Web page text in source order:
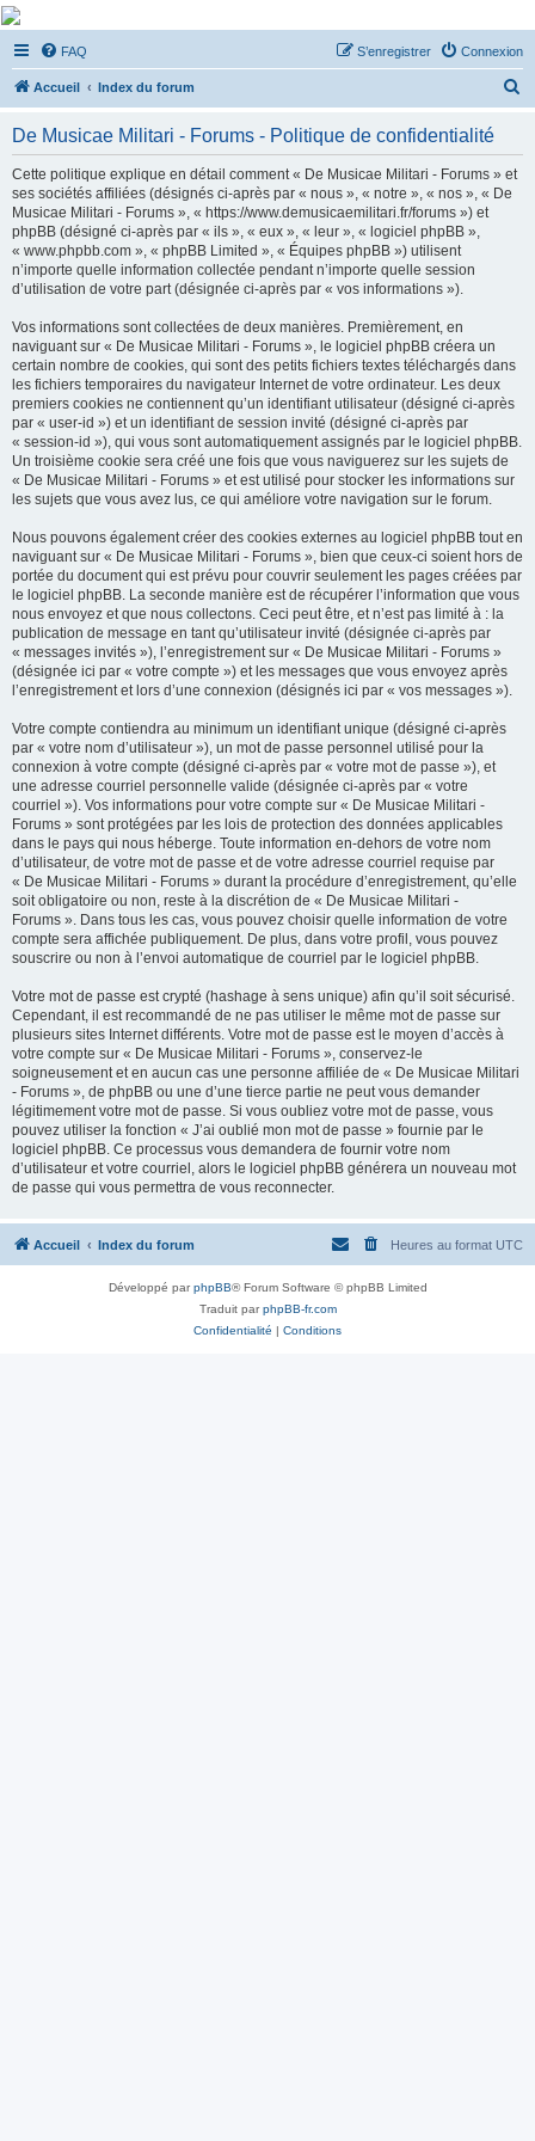
De Musicae Militari -
Forums
Forums de discussions
FAQ Connexion
S’enregistrer
Accueil Index du forum
De Musicae Militari - Forums - Politique de confidentialité
Cette politique explique en détail comment « De Musicae Militari - Forums » et
ses sociétés affiliées (désignés ci-après par « nous », « notre », « nos », « De
Musicae Militari - Forums », « https://www.demusicaemilitari.fr/forums ») et
phpBB (désigné ci-après par « ils », « eux », « leur », « logiciel phpBB »,
« www.phpbb.com », « phpBB Limited », « Équipes phpBB ») utilisent
n’importe quelle information collectée pendant n’importe quelle session
d’utilisation de votre part (désignée ci-après par « vos informations »).
Vos informations sont collectées de deux manières. Premièrement, en
naviguant sur « De Musicae Militari - Forums », le logiciel phpBB créera un
certain nombre de cookies, qui sont des petits fichiers textes téléchargés dans
les fichiers temporaires du navigateur Internet de votre ordinateur. Les deux
premiers cookies ne contiennent qu’un identifiant utilisateur (désigné ci-après
par « user-id ») et un identifiant de session invité (désigné ci-après par
« session-id »), qui vous sont automatiquement assignés par le logiciel phpBB.
Un troisième cookie sera créé une fois que vous naviguerez sur les sujets de
« De Musicae Militari - Forums » et est utilisé pour stocker les informations sur
les sujets que vous avez lus, ce qui améliore votre navigation sur le forum.
Nous pouvons également créer des cookies externes au logiciel phpBB tout en
naviguant sur « De Musicae Militari - Forums », bien que ceux-ci soient hors de
portée du document qui est prévu pour couvrir seulement les pages créées par
le logiciel phpBB. La seconde manière est de récupérer l’information que vous
nous envoyez et que nous collectons. Ceci peut être, et n’est pas limité à : la
publication de message en tant qu’utilisateur invité (désignée ci-après par
« messages invités »), l’enregistrement sur « De Musicae Militari - Forums »
(désignée ici par « votre compte ») et les messages que vous envoyez après
l’enregistrement et lors d’une connexion (désignés ici par « vos messages »).
Votre compte contiendra au minimum un identifiant unique (désigné ci-après
par « votre nom d’utilisateur »), un mot de passe personnel utilisé pour la
connexion à votre compte (désigné ci-après par « votre mot de passe »), et
une adresse courriel personnelle valide (désignée ci-après par « votre
courriel »). Vos informations pour votre compte sur « De Musicae Militari -
Forums » sont protégées par les lois de protection des données applicables
dans le pays qui nous héberge. Toute information en-dehors de votre nom
d’utilisateur, de votre mot de passe et de votre adresse courriel requise par
« De Musicae Militari - Forums » durant la procédure d’enregistrement, qu’elle
soit obligatoire ou non, reste à la discrétion de « De Musicae Militari -
Forums ». Dans tous les cas, vous pouvez choisir quelle information de votre
compte sera affichée publiquement. De plus, dans votre profil, vous pouvez
souscrire ou non à l’envoi automatique de courriel par le logiciel phpBB.
Votre mot de passe est crypté (hashage à sens unique) afin qu’il soit sécurisé.
Cependant, il est recommandé de ne pas utiliser le même mot de passe sur
plusieurs sites Internet différents. Votre mot de passe est le moyen d’accès à
votre compte sur « De Musicae Militari - Forums », conservez-le
soigneusement et en aucun cas une personne affiliée de « De Musicae Militari
- Forums », de phpBB ou une d’une tierce partie ne peut vous demander
légitimement votre mot de passe. Si vous oubliez votre mot de passe, vous
pouvez utiliser la fonction « J’ai oublié mon mot de passe » fournie par le
logiciel phpBB. Ce processus vous demandera de fournir votre nom
d’utilisateur et votre courriel, alors le logiciel phpBB générera un nouveau mot
de passe qui vous permettra de vous reconnecter.
Accueil Index du forum Heures au format UTC
Développé parphpBB® Forum Software © phpBB Limited
Traduit parphpBB-fr.com
Confidentialité | Conditions